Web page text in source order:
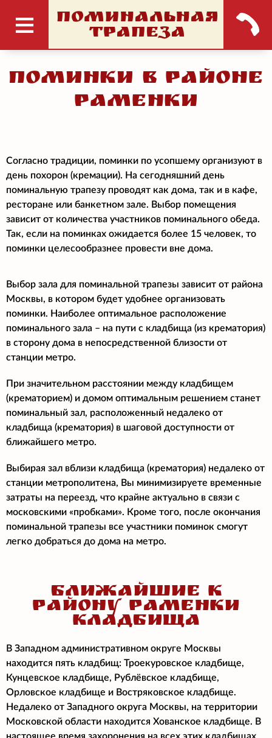
ПОМИНАЛЬНАЯ
ТРАПЕЗА
Поминки в районе
Раменки
Согласно традиции, поминки по усопшему организуют в
день похорон (кремации). На сегодняшний день
поминальную трапезу проводят как дома, так и в кафе,
ресторане или банкетном зале. Выбор помещения
зависит от количества участников поминального обеда.
Так, если на поминках ожидается более 15 человек, то
поминки целесообразнее провести вне дома.
Выбор зала для поминальной трапезы зависит от района
Москвы, в котором будет удобнее организовать
поминки. Наиболее оптимальное расположение
поминального зала – на пути с кладбища (из крематория)
в сторону дома в непосредственной близости от
станции метро.
При значительном расстоянии между кладбищем
(крематорием) и домом оптимальным решением станет
поминальный зал, расположенный недалеко от
кладбища (крематория) в шаговой доступности от
ближайшего метро.
Выбирая зал вблизи кладбища (крематория) недалеко от
станции метрополитена, Вы минимизируете временные
затраты на переезд, что крайне актуально в связи с
московскими «пробками». Кроме того, после окончания
поминальной трапезы все участники поминок смогут
легко добраться до дома на метро.
БЛИЖАЙШИЕ К
РАЙОНУ РАМЕНКИ
КЛАДБИЩА
В Западном административном округе Москвы
находится пять кладбищ: Троекуровское кладбище,
Кунцевское кладбище, Рублёвское кладбище,
Орловское кладбище и Востряковское кладбище.
Недалеко от Западного округа Москвы, на территории
Московской области находится Хованское кладбище. В